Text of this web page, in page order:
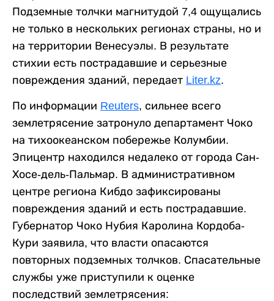
Подземные толчки магнитудой 7,4 ощущались
не только в нескольких регионах страны, но и
на территории Венесуэлы. В результате
стихии есть пострадавшие и серьезные
повреждения зданий, передает Liter.kz.
По информации Reuters, сильнее всего
землетрясение затронуло департамент Чоко
на тихоокеанском побережье Колумбии.
Эпицентр находился недалеко от города Сан-
Хосе-дель-Пальмар. В административном
центре региона Кибдо зафиксированы
повреждения зданий и есть пострадавшие.
Губернатор Чоко Нубия Каролина Кордоба-
Кури заявила, что власти опасаются
повторных подземных толчков. Спасательные
службы уже приступили к оценке
последствий землетрясения: